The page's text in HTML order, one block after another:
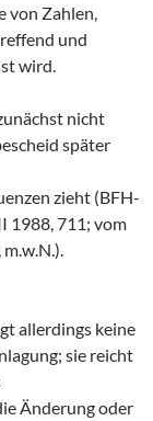
von Zahlen,
und
wird.
nicht
später
zieht (BFH-
1988, 711; vom
allerdings keine
sie reicht
Änderung oder